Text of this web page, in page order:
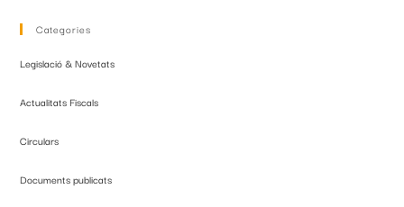
Categories
Legislació & Novetats
Actualitats Fiscals
Circulars
Documents publicats